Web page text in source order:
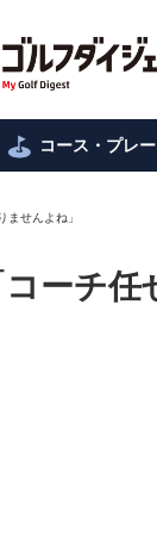
コース・プレー
せんよね」
ーチ